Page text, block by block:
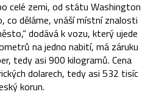
celé zemi, od státu Washington
co děláme, vnáší místní znalosti
dodává k vozu, který ujede
na jedno nabití, má záruku
tedy asi 900 kilogramů. Cena
dolarech, tedy asi 532 tisíc
korun.